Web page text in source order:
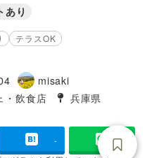
あり
テラスOK
著
者
misaki
・飲食店
タグ
兵庫県
-